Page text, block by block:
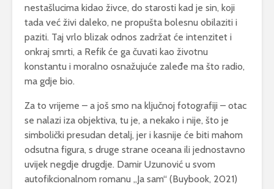
nestašlucima kidao živce, do starosti kad je sin, koji
tada već živi daleko, ne propušta bolesnu obilaziti i
paziti. Taj vrlo blizak odnos zadržat će intenzitet i
onkraj smrti, a Refik će ga čuvati kao životnu
konstantu i moralno osnažujuće zaleđe ma što radio,
ma gdje bio.
Za to vrijeme – a još smo na ključnoj fotografiji – otac
se nalazi iza objektiva, tu je, a nekako i nije, što je
simbolički presudan detalj, jer i kasnije će biti mahom
odsutna figura, s druge strane oceana ili jednostavno
uvijek negdje drugdje. Damir Uzunović u svom
autofikcionalnom romanu „Ja sam“ (Buybook, 2021)